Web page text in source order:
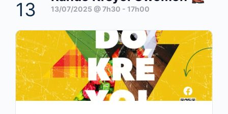
13 13/07/2025 @ 7h30 - 17h00